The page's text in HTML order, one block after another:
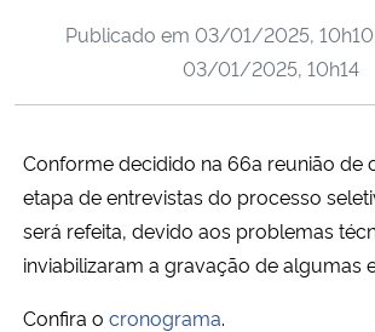
Ministério do Meio Ambiente
Ministério do Turismo
Publicado em 03/01/2025, 10h10
03/01/2025, 10h14
Conforme decidido na 66a reunião de
etapa de entrevistas do processo
será refeita, devido aos problemas
inviabilizaram a gravação de algumas
Confira o cronograma.